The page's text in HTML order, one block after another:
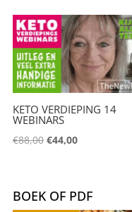
KETO VERDIEPING 14
WEBINARS
€88,00 Oorspronkelijke
€88,00.
€44,00Huidige
€44,00.
BOEK OF PDF